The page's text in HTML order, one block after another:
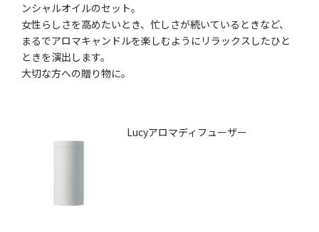
ンシャルオイルのセット。
女性らしさを高めたいとき、忙しさが続いているときなど、
まるでアロマキャンドルを楽しむようにリラックスしたひと
ときを演出します。
大切な方への贈り物に。
Lucyアロマディフューザー